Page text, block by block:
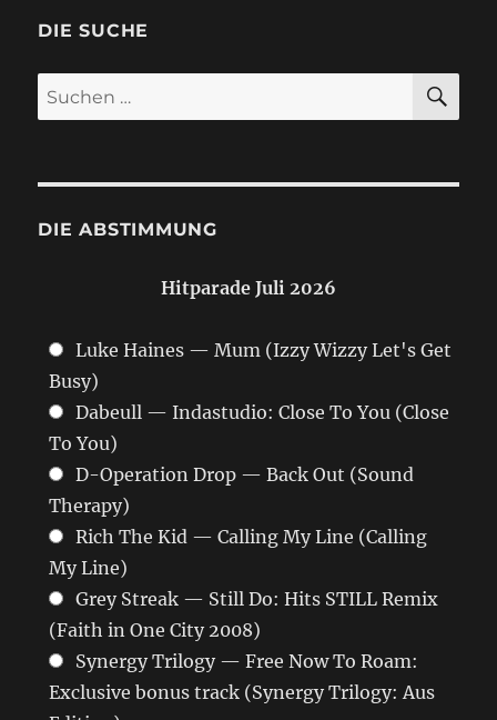
DIE SUCHE
Suchen
nach:
DIE ABSTIMMUNG
Hitparade Juli 2026
Luke Haines — Mum (Izzy Wizzy Let's Get
Busy)
Dabeull — Indastudio: Close To You (Close
To You)
D-Operation Drop — Back Out (Sound
Therapy)
Rich The Kid — Calling My Line (Calling
My Line)
Grey Streak — Still Do: Hits STILL Remix
(Faith in One City 2008)
Synergy Trilogy — Free Now To Roam:
Exclusive bonus track (Synergy Trilogy: Aus